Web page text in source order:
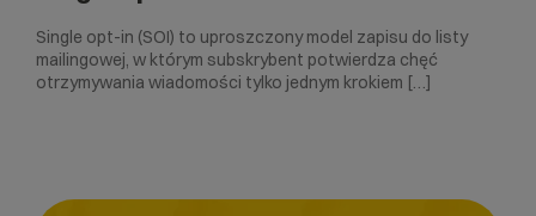
Single opt-in (SOI) to uproszczony model zapisu do listy
mailingowej, w którym subskrybent potwierdza chęć
otrzymywania wiadomości tylko jednym krokiem […]